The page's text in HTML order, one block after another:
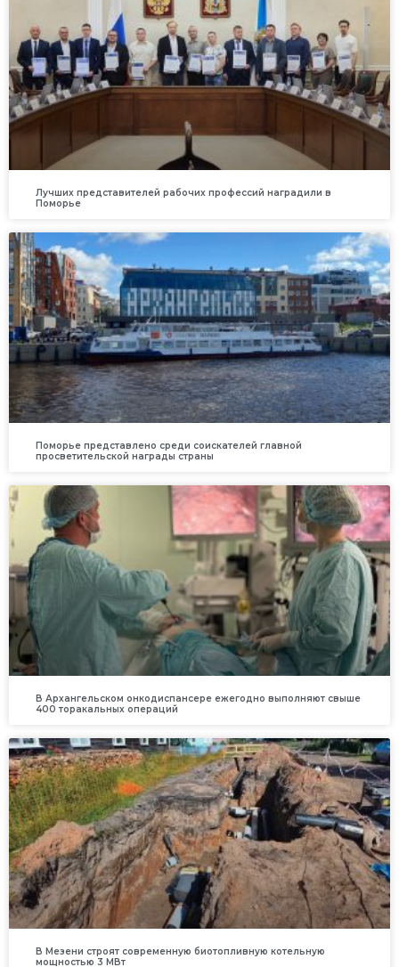
Лучших представителей рабочих профессий наградили в
Поморье
Поморье представлено среди соискателей главной
просветительской награды страны
В Архангельском онкодиспансере ежегодно выполняют свыше
400 торакальных операций
В Мезени строят современную биотопливную котельную
мощностью 3 МВт